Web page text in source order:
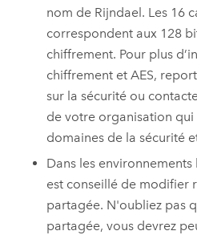
nom de Rijndael. Les 16
correspondent aux 128
chiffrement. Pour plus
chiffrement et AES,
sur la sécurité ou
de votre organisation
domaines de la sécurité
Dans les environnements
est conseillé de modifier
partagée. N'oubliez pas
partagée, vous devrez